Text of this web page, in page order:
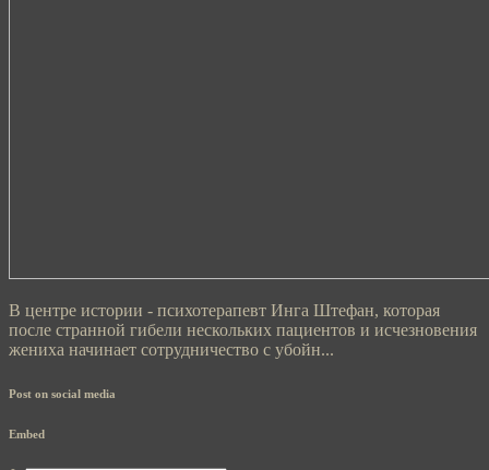
В центре истории - психотерапевт Инга Штефан, которая
после странной гибели нескольких пациентов и исчезновения
жениха начинает сотрудничество с убойн...
Post on social media
Embed